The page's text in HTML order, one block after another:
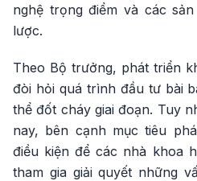
nghệ trọng điểm và các
lược.
Theo Bộ trưởng, phát triển
đòi hỏi quá trình đầu tư bài
thể đốt cháy giai đoạn. Tuy
nay, bên cạnh mục tiêu
điều kiện để các nhà khoa
tham gia giải quyết những